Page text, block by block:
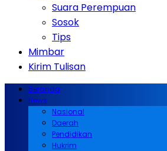
Suara Perempuan
Sosok
Tips
Mimbar
Kirim Tulisan
Beranda
News
Nasional
Daerah
Pendidikan
Hukrim